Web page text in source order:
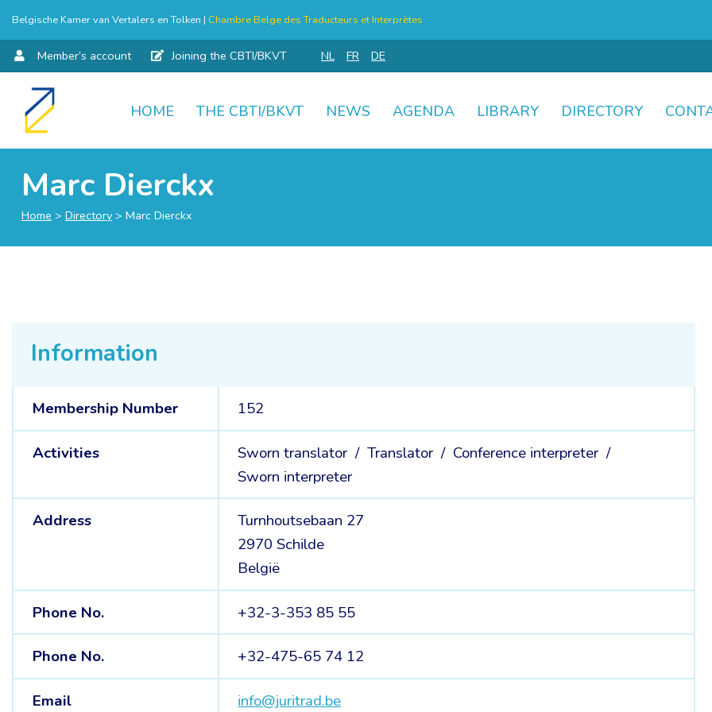
Belgische Kamer van Vertalers en Tolken | Chambre Belge des Traducteurs et Interprètes
Member’s account Joining the CBTI/BKVT NL FR DE
Skip
HOME THE CBTI/BKVT NEWS AGENDA LIBRARY DIRECTORY
Marc Dierckx
Home > Directory > Marc Dierckx
Information
Membership Number 152
Activities Sworn translator / Translator / Conference interpreter /
Sworn interpreter
Address
Turnhoutsebaan 27
2970 Schilde
België
Phone No. +32-3-353 85 55
Phone No. +32-475-65 74 12
Email info@juritrad.be